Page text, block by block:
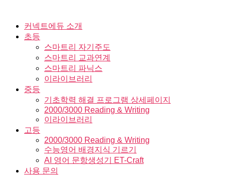
content
커넥트에듀 소개
초등
스마트리 자기주도
스마트리 교과연계
스마트리 파닉스
이라이브러리
중등
기초학력 해결 프로그램 상세페이지
2000/3000 Reading & Writing
이라이브러리
고등
2000/3000 Reading & Writing
수능영어 배경지식 기르기
AI 영어 문항생성기 ET-Craft
사용 문의